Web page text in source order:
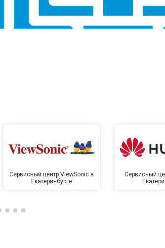
Сервисный центр ViewSonic в
Екатеринбурге
Сервисный